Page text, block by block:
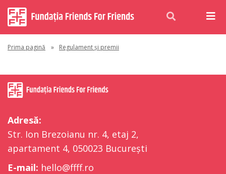
Prima pagină » Regulament și premii
Adresă:
Str. Ion Brezoianu nr. 4, etaj 2,
apartament 4, 050023 București
E-mail: hello@ffff.ro